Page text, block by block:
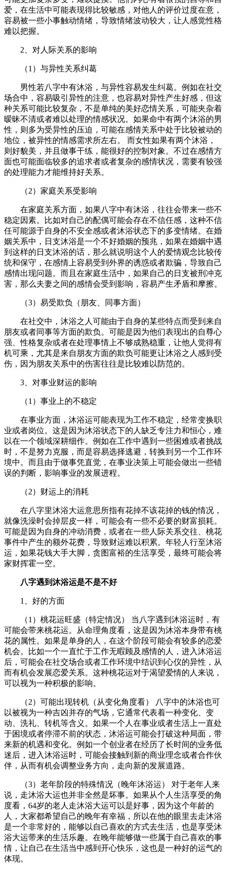
爱，在生活中可能表现得比较敏感，对他人的评价过度在意，
容易被一些小事触动情绪，导致情绪波动较大，让人感觉性格
难以把握。
2、对人际关系的影响
（1）与异性关系纠葛
男性若八字中有沐浴，与异性容易发生纠葛。例如在社交
场合中，容易吸引异性的注意，也容易对异性产生好感，但这
种关系可能比较复杂，不是单纯的美好恋情关系，可能夹杂着
暧昧不清或者难以处理的情感状况。如果命中有两个沐浴的男
性，则多为受异性的压迫，可能在感情关系中处于比较被动的
地位，被异性的情感需求所左右。 而女性如果有两个沐浴，
则好貌美，并且做事干练，能很好的控制对象。不过在感情方
面也可能面临较多的追求者或者复杂的感情状况，需要有较强
的处理能力才能维持好关系。
（2）家庭关系受影响
在家庭关系方面，如果八字中有沐浴，往往会带来一些不
稳定因素。比如对自己的配偶可能会存在不信任感，这种不信
任可能源于自身的不安全感或者沐浴状态下的多变情绪。在婚
姻关系中，日支沐浴是一个不好婚姻的预兆，如果在婚姻中遇
到这样的日支沐浴的话，那么就说明这个人的爱情观念比较传
统和保守，在感情上容易受到外界的诱惑或者欺骗，导致自己
感情出现问题。而且在家庭生活中，如果自己的日支被刑冲克
害，那么夫妻之间的感情会受到影响，容易产生矛盾和摩擦。
（3）易受欺负（朋友、同事方面）
在社交中，沐浴之人可能由于自身的某些特点而受到来自
朋友或者同事等方面的欺负。可能是因为他们表现出的自尊心
强、性格复杂或者在处理事情上不够成熟稳重，让他人觉得有
机可乘，尤其是来自朋友方面的欺负可能更让沐浴之人感到受
伤，因为朋友关系中的伤害往往是比较难以防范的。
3、对事业财运的影响
（1）事业上的不稳定
在事业方面，沐浴运可能表现为工作不稳定，经常变换职
业或者岗位。这是因为沐浴状态下的人缺乏专注力和恒心，难
以在一个领域深耕细作。例如在工作中遇到一些困难或者挑战
时，不是努力克服，而是容易选择逃避，转换到另一个工作环
境中。而且由于做事凭直觉，在事业决策上可能会做出一些错
误的判断，影响事业的发展进程。
（2）财运上的消耗
在八字里沐浴大运意思所指有花掉不该花掉的钱的情况，
就像洗澡时会掉层皮一样，可能会有一些不必要的财富损耗。
可能是因为自身的冲动消费，或者在一些人际关系交往、桃花
事件中产生的额外花费，导致财运难以积累。年轻人行至沐浴
运，如果花钱大手大脚，贪图富裕的生活享受，最终可能会将
家财挥霍一空。
八字遇到沐浴运是不是不好
1、好的方面
（1）桃花运旺盛（特定情况） 当八字遇到沐浴运时，有
可能会带来桃花运。从命理角度看，这是因为沐浴本身带有桃
花的属性。如果是单身的人，在这个阶段可能会有较多的恋爱
机会。比如一个一直忙于工作无暇顾及感情的人，进入沐浴运
后，可能会在社交场合或者工作环境中结识到心仪的异性，从
而有机会发展恋爱关系。这种桃花运对于渴望爱情的人来说，
可以视为一种积极的影响。
（2）可能出现转机（从变化角度看） 八字中的沐浴也可
以被视为一种吉凶并存的气场，它通常代表着一种变化、变
动、洗礼、转机等含义。如果一个人在事业或者生活上一直处
于困境或者停滞不前的状态，沐浴运可能会打破这种局面，带
来新的机遇和变化。例如一个创业者在经历了长时间的业务低
迷后，进入沐浴运时，可能会接触到新的商业理念或者合作伙
伴，从而有机会调整业务方向，走向新的发展道路。
（3）老年阶段的特殊情况（晚年沐浴运） 对于老年人来
说，走沐浴大运也并非全然是坏事。如果从个人生活享受的角
度看，64岁的老人走沐浴大运可以是好事，因为这个年龄的
人，大家都希望自己的晚年有幸福，所以在他的眼里去走沐浴
是一个非常好的，能够以自己喜欢的方式去生活，也是享受沐
浴大运带来的生活乐趣。在晚年能够做一些属于自己喜欢的事
情，让自己在生活当中感到开心快乐，这也是一种好的运气的
体现。